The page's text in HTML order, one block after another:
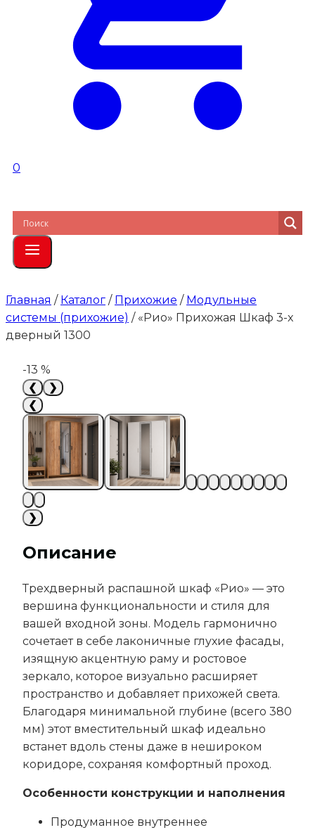
0
Главная / Каталог / Прихожие / Модульные
системы (прихожие) / «Рио» Прихожая Шкаф 3-х
дверный 1300
-13 %
❮
❯
❮
❯
Описание
Трехдверный распашной шкаф «Рио» — это
вершина функциональности и стиля для
вашей входной зоны. Модель гармонично
сочетает в себе лаконичные глухие фасады,
изящную акцентную раму и ростовое
зеркало, которое визуально расширяет
пространство и добавляет прихожей света.
Благодаря минимальной глубине (всего 380
мм) этот вместительный шкаф идеально
встанет вдоль стены даже в нешироком
коридоре, сохраняя комфортный проход.
Особенности конструкции и наполнения
Продуманное внутреннее